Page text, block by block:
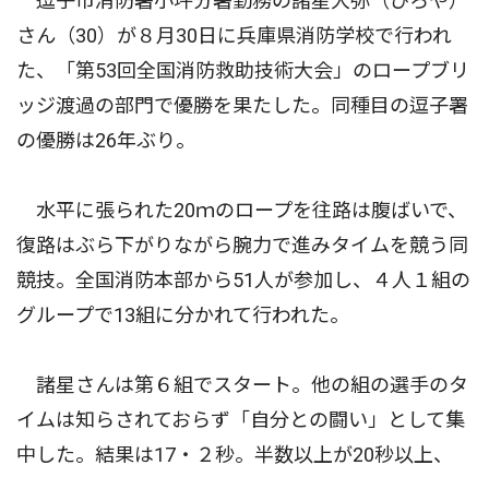
さん（30）が８月30日に兵庫県消防学校で行われ
た、「第53回全国消防救助技術大会」のロープブリ
ッジ渡過の部門で優勝を果たした。同種目の逗子署
の優勝は26年ぶり。
水平に張られた20ｍのロープを往路は腹ばいで、
復路はぶら下がりながら腕力で進みタイムを競う同
競技。全国消防本部から51人が参加し、４人１組の
グループで13組に分かれて行われた。
諸星さんは第６組でスタート。他の組の選手のタ
イムは知らされておらず「自分との闘い」として集
中した。結果は17・２秒。半数以上が20秒以上、